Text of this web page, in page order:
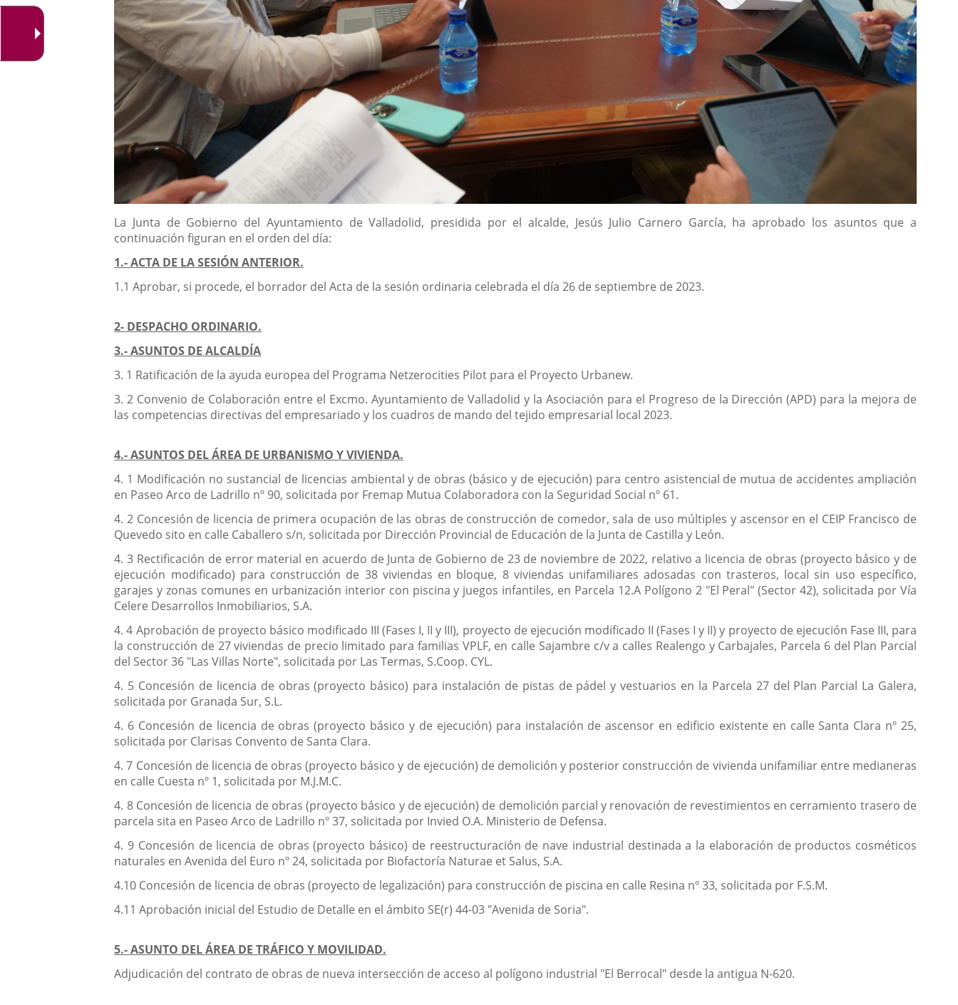
Descripción
La Junta de Gobierno del Ayuntamiento de Valladolid, presidida por el alcalde, Jesús Julio Carnero García, ha aprobado los asuntos que a
continuación figuran en el orden del día:
1.- ACTA DE LA SESIÓN ANTERIOR.
1.1 Aprobar, si procede, el borrador del Acta de la sesión ordinaria celebrada el día 26 de septiembre de 2023.
2- DESPACHO ORDINARIO.
3.- ASUNTOS DE ALCALDÍA
3. 1 Ratificación de la ayuda europea del Programa Netzerocities Pilot para el Proyecto Urbanew.
3. 2 Convenio de Colaboración entre el Excmo. Ayuntamiento de Valladolid y la Asociación para el Progreso de la Dirección (APD) para la mejora de
las competencias directivas del empresariado y los cuadros de mando del tejido empresarial local 2023.
4.- ASUNTOS DEL ÁREA DE URBANISMO Y VIVIENDA.
4. 1 Modificación no sustancial de licencias ambiental y de obras (básico y de ejecución) para centro asistencial de mutua de accidentes ampliación
en Paseo Arco de Ladrillo nº 90, solicitada por Fremap Mutua Colaboradora con la Seguridad Social nº 61.
4. 2 Concesión de licencia de primera ocupación de las obras de construcción de comedor, sala de uso múltiples y ascensor en el CEIP Francisco de
Quevedo sito en calle Caballero s/n, solicitada por Dirección Provincial de Educación de la Junta de Castilla y León.
4. 3 Rectificación de error material en acuerdo de Junta de Gobierno de 23 de noviembre de 2022, relativo a licencia de obras (proyecto básico y de
ejecución modificado) para construcción de 38 viviendas en bloque, 8 viviendas unifamiliares adosadas con trasteros, local sin uso específico,
garajes y zonas comunes en urbanización interior con piscina y juegos infantiles, en Parcela 12.A Polígono 2 "El Peral" (Sector 42), solicitada por Vía
Celere Desarrollos Inmobiliarios, S.A.
4. 4 Aprobación de proyecto básico modificado III (Fases I, II y III), proyecto de ejecución modificado II (Fases I y II) y proyecto de ejecución Fase III, para
la construcción de 27 viviendas de precio limitado para familias VPLF, en calle Sajambre c/v a calles Realengo y Carbajales, Parcela 6 del Plan Parcial
del Sector 36 "Las Villas Norte", solicitada por Las Termas, S.Coop. CYL.
4. 5 Concesión de licencia de obras (proyecto básico) para instalación de pistas de pádel y vestuarios en la Parcela 27 del Plan Parcial La Galera,
solicitada por Granada Sur, S.L.
4. 6 Concesión de licencia de obras (proyecto básico y de ejecución) para instalación de ascensor en edificio existente en calle Santa Clara nº 25,
solicitada por Clarisas Convento de Santa Clara.
4. 7 Concesión de licencia de obras (proyecto básico y de ejecución) de demolición y posterior construcción de vivienda unifamiliar entre medianeras
en calle Cuesta nº 1, solicitada por M.J.M.C.
4. 8 Concesión de licencia de obras (proyecto básico y de ejecución) de demolición parcial y renovación de revestimientos en cerramiento trasero de
parcela sita en Paseo Arco de Ladrillo nº 37, solicitada por Invied O.A. Ministerio de Defensa.
4. 9 Concesión de licencia de obras (proyecto básico) de reestructuración de nave industrial destinada a la elaboración de productos cosméticos
naturales en Avenida del Euro nº 24, solicitada por Biofactoría Naturae et Salus, S.A.
4.10 Concesión de licencia de obras (proyecto de legalización) para construcción de piscina en calle Resina nº 33, solicitada por F.S.M.
4.11 Aprobación inicial del Estudio de Detalle en el ámbito SE(r) 44-03 "Avenida de Soria".
5.- ASUNTO DEL ÁREA DE TRÁFICO Y MOVILIDAD.
Adjudicación del contrato de obras de nueva intersección de acceso al polígono industrial "El Berrocal" desde la antigua N-620.